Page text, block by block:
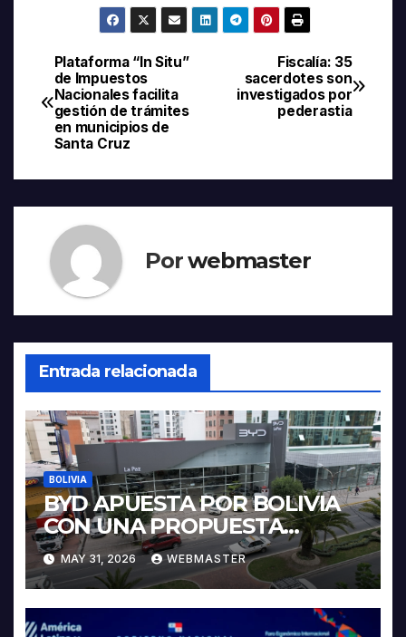
Navegación
de
entradas
Fiscalía: 35
sacerdotes son
investigados por
pederastia
Plataforma “In Situ”
de Impuestos
Nacionales facilita
gestión de trámites
en municipios de
Santa Cruz
Porwebmaster
Entrada relacionada
BOLIVIA
BYD APUESTA POR BOLIVIA
CON UNA PROPUESTA
INTEGRAL PARA IMPULSAR
LA ELECTROMOVILIDAD Y LA
INDUSTRIALIZACIÓN DEL
LITIO
MAY 31, 2026 WEBMASTER